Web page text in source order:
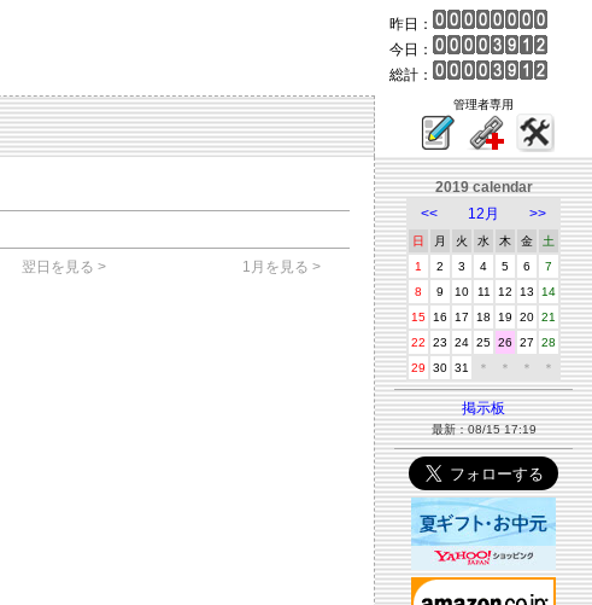
昨日：
今日：
総計：
管理者専用
翌日を見る > 1月を見る >
2019 calendar
<<
12月 >>
日 月 火 水 木 金
土
1
2 3 4 5 6
7
8
9 10 11 12 13
14
15
16 17 18 19 20 21
22
23 24 25 26 27
28
29
30 31 ＊ ＊ ＊ ＊
掲示板
最新：08/15 17:19